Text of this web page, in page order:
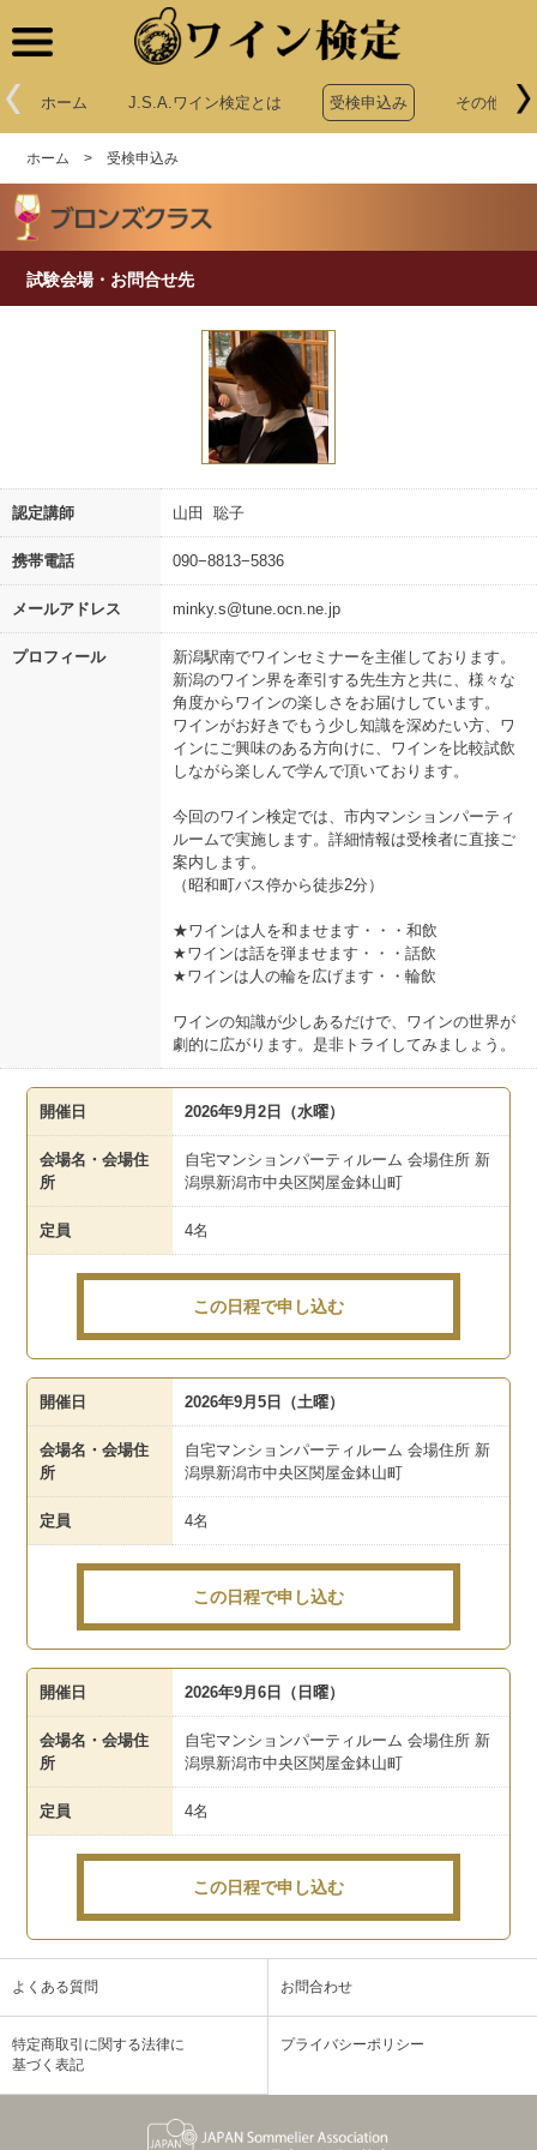
ホーム J.S.A.ワイン検定とは 受検申込み その他申込
ホーム >受検申込み
試験会場・お問合せ先
認定講師 山田 聡子
携帯電話 090−8813−5836
メールアドレス minky.s@tune.ocn.ne.jp
プロフィール
新潟駅南でワインセミナーを主催しております。
新潟のワイン界を牽引する先生方と共に、様々な
角度からワインの楽しさをお届けしています。
ワインがお好きでもう少し知識を深めたい方、ワ
インにご興味のある方向けに、ワインを比較試飲
しながら楽しんで学んで頂いております。
今回のワイン検定では、市内マンションパーティ
ルームで実施します。詳細情報は受検者に直接ご
案内します。
（昭和町バス停から徒歩2分）
★ワインは人を和ませます・・・和飲
★ワインは話を弾ませます・・・話飲
★ワインは人の輪を広げます・・輪飲
ワインの知識が少しあるだけで、ワインの世界が
劇的に広がります。是非トライしてみましょう。
開催日 2026年9月2日（水曜）
会場名・会場住
所
自宅マンションパーティルーム 会場住所 新
潟県新潟市中央区関屋金鉢山町
定員 4名
この日程で申し込む
開催日 2026年9月5日（土曜）
会場名・会場住
所
自宅マンションパーティルーム 会場住所 新
潟県新潟市中央区関屋金鉢山町
定員 4名
この日程で申し込む
開催日 2026年9月6日（日曜）
会場名・会場住
所
自宅マンションパーティルーム 会場住所 新
潟県新潟市中央区関屋金鉢山町
定員 4名
この日程で申し込む
よくある質問 お問合わせ
特定商取引に関する法律に
基づく表記
プライバシーポリシー